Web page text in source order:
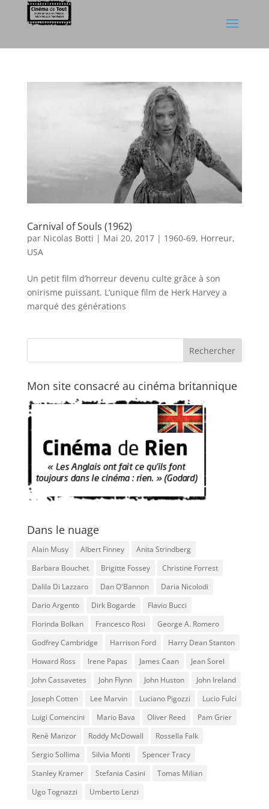
Carnival of Souls (1962)
par Nicolas Botti | Mai 20, 2017| 1960-69, Horreur,
USA
Un petit film d’horreur devenu culte grâce à son
onirisme puissant. L’unique film de Herk Harvey a
marqué des générations
Mon site consacré au cinéma britannique
Dans le nuage
Alain Musy Albert Finney
Anita Strindberg
Barbara Bouchet
Brigitte Fossey
Christine Forrest
Dalila Di Lazzaro
Dan O'Bannon
Daria Nicolodi
Dario Argento
Dirk Bogarde
Flavio Bucci
Florinda Bolkan
Francesco Rosi
George A. Romero
Godfrey Cambridge
Harrison Ford
Harry Dean Stanton
Howard Ross
Irene Papas James Caan
Jean Sorel
John Cassavetes
John Flynn John Huston
John Ireland
Joseph Cotten
Lee Marvin Luciano Pigozzi
Lucio Fulci
Luigi Comencini
Mario Bava Oliver Reed
Pam Grier
René Manzor
Roddy McDowall
Rossella Falk
Sergio Sollima
Silvia Monti
Spencer Tracy
Stanley Kramer
Stefania Casini
Tomas Milian
Ugo Tognazzi
Umberto Lenzi